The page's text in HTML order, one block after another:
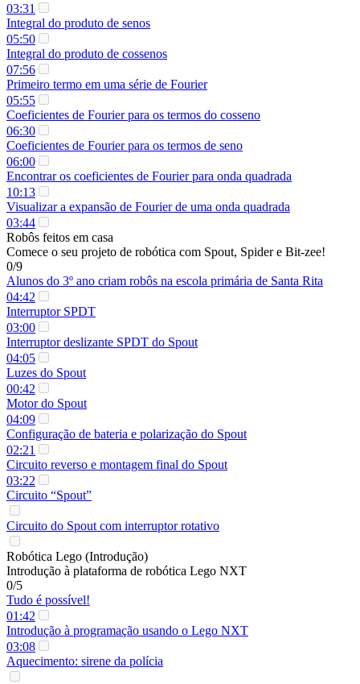
03:31
Integral do produto de senos
05:50
Integral do produto de cossenos
07:56
Primeiro termo em uma série de Fourier
05:55
Coeficientes de Fourier para os termos do cosseno
06:30
Coeficientes de Fourier para os termos de seno
06:00
Encontrar os coeficientes de Fourier para onda quadrada
10:13
Visualizar a expansão de Fourier de uma onda quadrada
03:44
Robôs feitos em casa
Comece o seu projeto de robótica com Spout, Spider e Bit-zee!
0/9
Alunos do 3º ano criam robôs na escola primária de Santa Rita
04:42
Interruptor SPDT
03:00
Interruptor deslizante SPDT do Spout
04:05
Luzes do Spout
00:42
Motor do Spout
04:09
Configuração de bateria e polarização do Spout
02:21
Circuito reverso e montagem final do Spout
03:22
Circuito “Spout”
Circuito do Spout com interruptor rotativo
Robótica Lego (Introdução)
Introdução à plataforma de robótica Lego NXT
0/5
Tudo é possível!
01:42
Introdução à programação usando o Lego NXT
03:08
Aquecimento: sirene da polícia